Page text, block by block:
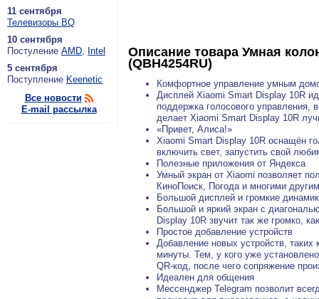
11 сентября
Теле­ви­зо­ры BQ
10 сентября
По­сту­ле­ние AMD, Intel
5 сентября
По­ступ­ле­ние Keenetic
Все новости
E-mail рассылка
Описание товара Умная
(QBH4254RU)
Комфортное управление умным
Дисплей Xiaomi Smart Display 10R
поддержка голосового управления,
делает Xiaomi Smart Display 10R
«Привет, Алиса!»
Xiaomi Smart Display 10R оснащён
включить свет, запустить свой
Полезные приложения от Яндекса
Умный экран от Xiaomi позволяет
КиноПоиск, Погода и многими
Большой дисплей и громкие
Большой и яркий экран с
Display 10R звучит так же громко,
Простое добавление устройств
Добавление новых устройств,
минуты. Тем, у кого уже
QR-код, после чего сопряжение
Идеален для общения
Мессенджер Telegram позволит